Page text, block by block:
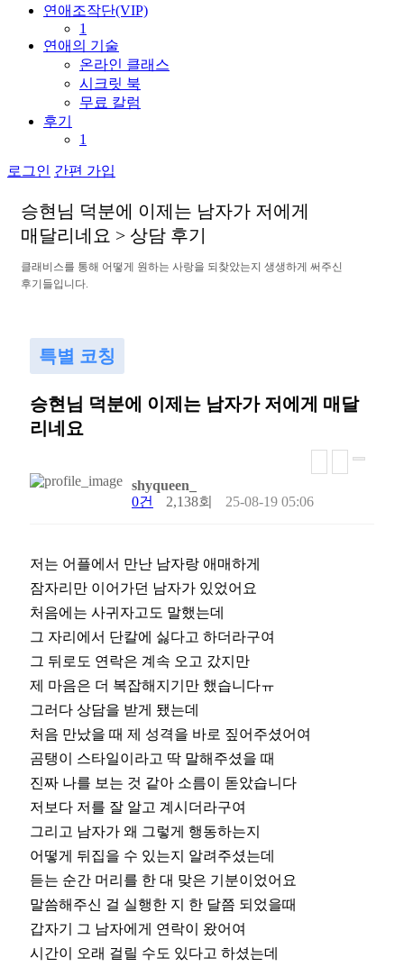
연애조작단(VIP)
1
연애의 기술
온라인 클래스
시크릿 북
무료 칼럼
후기
1
로그인 간편 가입
승현 님 덕분에 이 제 는 남자가 저 에 게
매 달리 네 요 > 상담 후기
클래비 스를 통해 어 떻게 원하는 사랑을 되 찾았는지 생생하게 써 주신
후기 들입 니 다.
특별 코칭
승현님 덕분에 이제는 남자가 저에게 매달
리네요
shyqueen_
0건
2,138회 25-08-19 05:06
저는 어플에서 만난 남자랑 애매하게
잠자리만 이어가던 남자가 있었어요
처음에는 사귀자고도 말했는데
그 자리에서 단칼에 싫다고 하더라구여
그 뒤로도 연락은 계속 오고 갔지만
제 마음은 더 복잡해지기만 했습니다ㅠ
그러다 상담을 받게 됐는데
처음 만났을 때 제 성격을 바로 짚어주셨어여
곰탱이 스타일이라고 딱 말해주셨을 때
진짜 나를 보는 것 같아 소름이 돋았습니다
저보다 저를 잘 알고 계시더라구여
그리고 남자가 왜 그렇게 행동하는지
어떻게 뒤집을 수 있는지 알려주셨는데
듣는 순간 머리를 한 대 맞은 기분이었어요
말씀해주신 걸 실행한 지 한 달쯤 되었을때
갑자기 그 남자에게 연락이 왔어여
시간이 오래 걸릴 수도 있다고 하셨는데